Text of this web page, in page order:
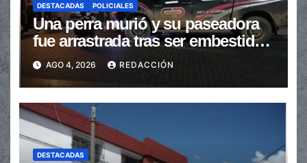
DESTACADAS POLICIALES
Una perra murió y su paseadora
fue arrastrada tras ser embestidas
en la senda peatonal
AGO 4, 2026 REDACCIÓN
DESTACADAS